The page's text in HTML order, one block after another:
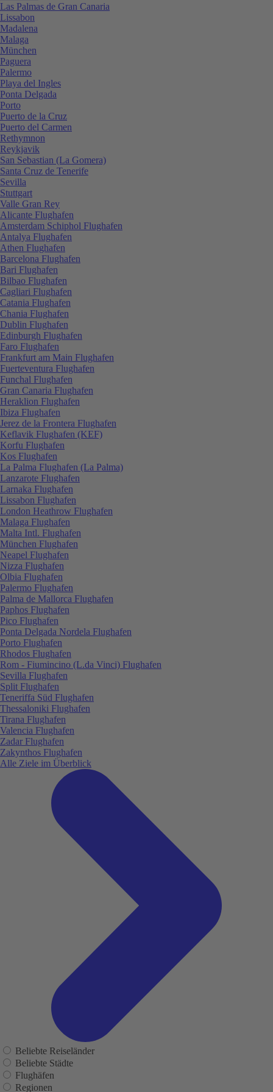
Las Palmas de Gran Canaria
Lissabon
Madalena
Malaga
München
Paguera
Palermo
Playa del Ingles
Ponta Delgada
Porto
Puerto de la Cruz
Puerto del Carmen
Rethymnon
Reykjavik
San Sebastian (La Gomera)
Santa Cruz de Tenerife
Sevilla
Stuttgart
Valle Gran Rey
Alicante Flughafen
Amsterdam Schiphol Flughafen
Antalya Flughafen
Athen Flughafen
Barcelona Flughafen
Bari Flughafen
Bilbao Flughafen
Cagliari Flughafen
Catania Flughafen
Chania Flughafen
Dublin Flughafen
Edinburgh Flughafen
Faro Flughafen
Frankfurt am Main Flughafen
Fuerteventura Flughafen
Funchal Flughafen
Gran Canaria Flughafen
Heraklion Flughafen
Ibiza Flughafen
Jerez de la Frontera Flughafen
Keflavik Flughafen (KEF)
Korfu Flughafen
Kos Flughafen
La Palma Flughafen (La Palma)
Lanzarote Flughafen
Larnaka Flughafen
Lissabon Flughafen
London Heathrow Flughafen
Malaga Flughafen
Malta Intl. Flughafen
München Flughafen
Neapel Flughafen
Nizza Flughafen
Olbia Flughafen
Palermo Flughafen
Palma de Mallorca Flughafen
Paphos Flughafen
Pico Flughafen
Ponta Delgada Nordela Flughafen
Porto Flughafen
Rhodos Flughafen
Rom - Fiumincino (L.da Vinci) Flughafen
Sevilla Flughafen
Split Flughafen
Teneriffa Süd Flughafen
Thessaloniki Flughafen
Tirana Flughafen
Valencia Flughafen
Zadar Flughafen
Zakynthos Flughafen
Alle Ziele im Überblick
Beliebte Reiseländer
Beliebte Städte
Flughäfen
Regionen